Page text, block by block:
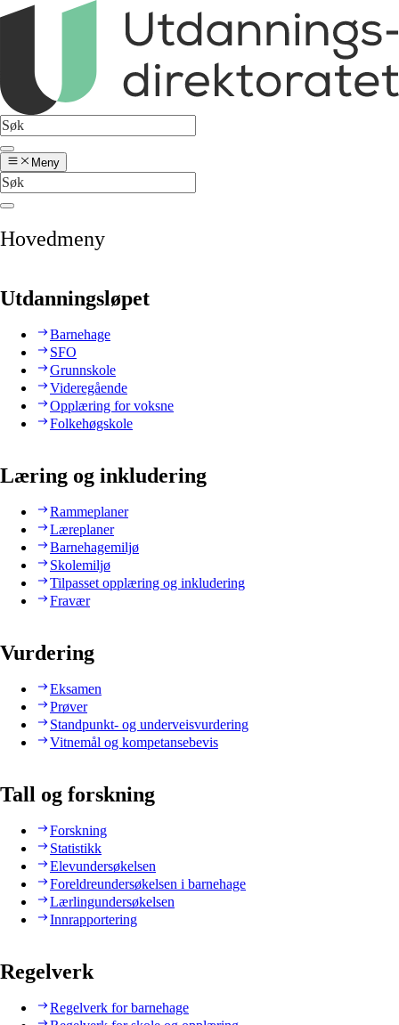
Meny
Hovedmeny
Utdanningsløpet
Barnehage
SFO
Grunnskole
Videregående
Opplæring for voksne
Folkehøgskole
Læring og inkludering
Rammeplaner
Læreplaner
Barnehagemiljø
Skolemiljø
Tilpasset opplæring og inkludering
Fravær
Vurdering
Eksamen
Prøver
Standpunkt- og underveisvurdering
Vitnemål og kompetansebevis
Tall og forskning
Forskning
Statistikk
Elevundersøkelsen
Foreldreundersøkelsen i barnehage
Lærlingundersøkelsen
Innrapportering
Regelverk
Regelverk for barnehage